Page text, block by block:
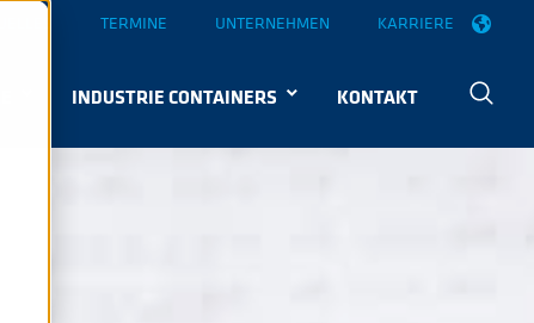
TERMINE UNTERNEHMEN KARRIERE
INDUSTRIE CONTAINERS KONTAKT